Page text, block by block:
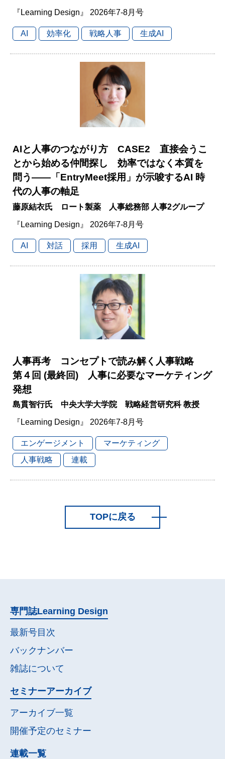
『Learning Design』 2026年7-8月号
AI 効率化 戦略人事 生成AI
AIと人事のつながり方 CASE2 直接会うこ
とから始める仲間探し 効率ではなく本質を
問う――「EntryMeet採用」が示唆するAI 時
代の人事の軸足
藤原結衣氏 ロート製薬 人事総務部 人事2グループ
『Learning Design』 2026年7-8月号
AI 対話 採用 生成AI
人事再考 コンセプトで読み解く人事戦略
第４回 (最終回) 人事に必要なマーケティング
発想
島貫智行氏 中央大学大学院 戦略経営研究科 教授
『Learning Design』 2026年7-8月号
エンゲージメント
マーケティング
人事戦略
連載
TOPに戻る
専門誌Learning Design
最新号目次
バックナンバー
雑誌について
セミナーアーカイブ
アーカイブ一覧
開催予定のセミナー
連載一覧